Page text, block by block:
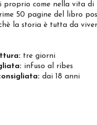
proprio come nella vita
50 pagine del libro
la storia è tutta da
tre giorni
infuso al ribes
dai 18 anni